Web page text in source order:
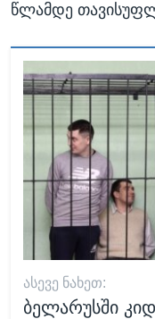
წლამდე
ᲐᲡᲔᲕᲔ ᲜᲐᲮᲔᲗ:
ბელარუსში